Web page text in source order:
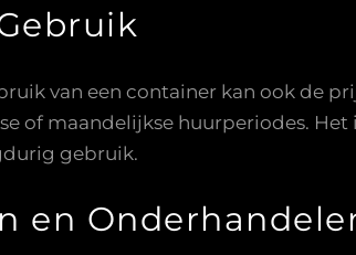
van een container kan ook de
of maandelijkse huurperiodes.
gebruik.
en